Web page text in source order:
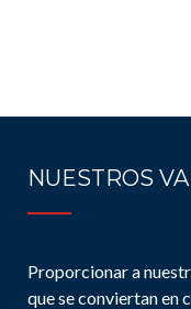
NUESTROS
Proporcionar a
que se conviertan en